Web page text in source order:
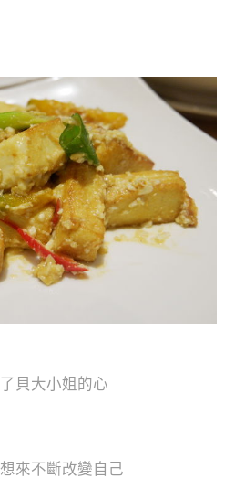
貝大小姐的心
來不斷改變自己